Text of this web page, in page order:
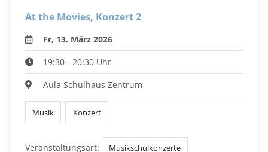
At the Movies, Konzert 2
Fr, 13. März 2026
19:30 - 20:30 Uhr
Aula Schulhaus Zentrum
Musik Konzert
Veranstaltungsart: Musikschulkonzerte